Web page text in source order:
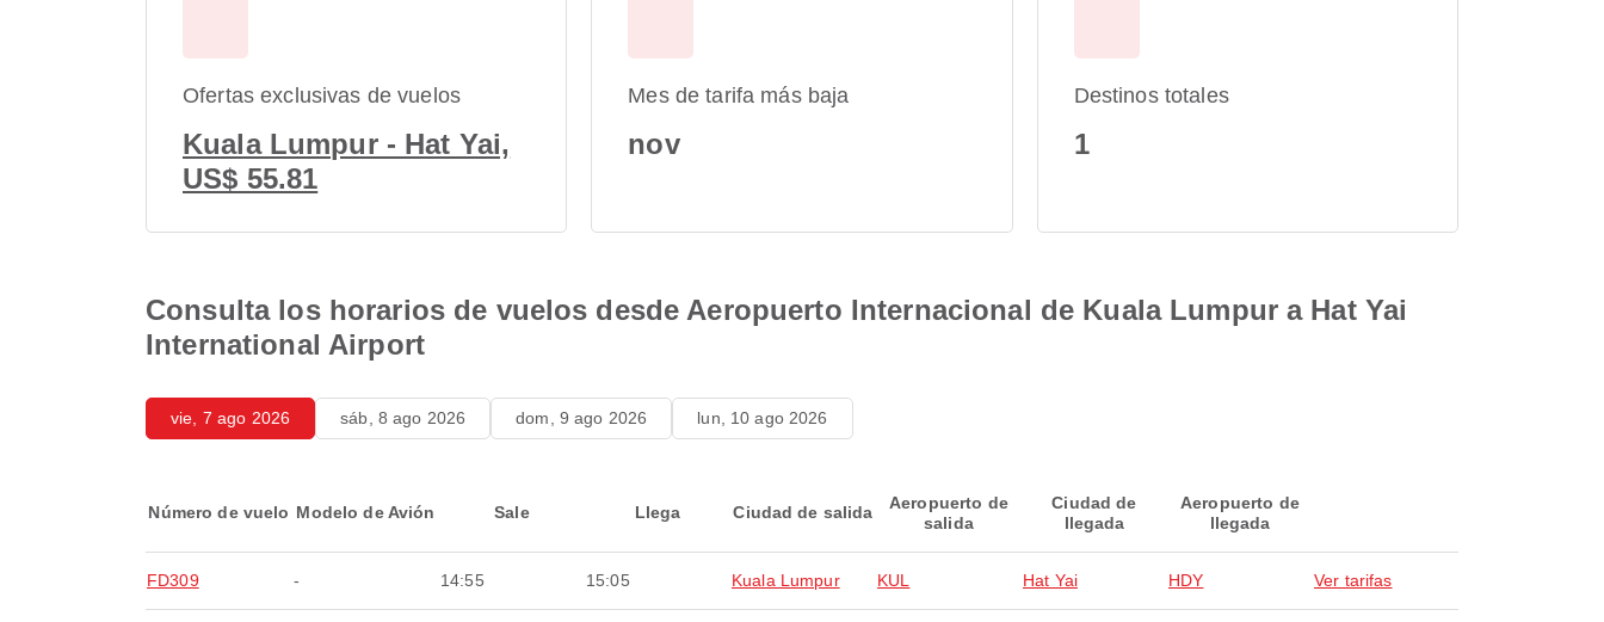
Ofertas exclusivas de vuelos
Kuala Lumpur - Hat Yai,
US$ 55.81
Mes de tarifa más baja
nov
Destinos totales
1
Consulta los horarios de vuelos desde Aeropuerto Internacional de Kuala Lumpur a Hat Yai
International Airport
vie, 7 ago 2026 sáb, 8 ago 2026 dom, 9 ago 2026 lun, 10 ago 2026
Número de vuelo Modelo de Avión Sale Llega Ciudad de salida
Aeropuerto de
salida
Ciudad de
llegada
Aeropuerto de
llegada
FD309 - 14:55 15:05 Kuala Lumpur KUL Hat Yai HDY Ver tarifas